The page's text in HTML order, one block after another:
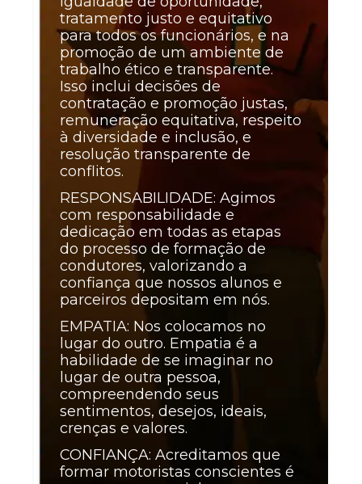
tratamento justo e equitativo
para todos os funcionários, e na
promoção de um ambiente de
trabalho ético e transparente.
Isso inclui decisões de
contratação e promoção justas,
remuneração equitativa, respeito
à diversidade e inclusão, e
resolução transparente de
conflitos.
RESPONSABILIDADE: Agimos
com responsabilidade e
dedicação em todas as etapas
do processo de formação de
condutores, valorizando a
confiança que nossos alunos e
parceiros depositam em nós.
EMPATIA: Nos colocamos no
lugar do outro. Empatia é a
habilidade de se imaginar no
lugar de outra pessoa,
compreendendo seus
sentimentos, desejos, ideais,
crenças e valores.
CONFIANÇA: Acreditamos que
formar motoristas conscientes é